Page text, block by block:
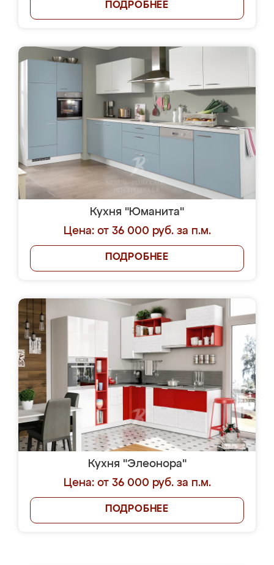
ПОДРОБНЕЕ
Кухня "Юманита"
Цена: от 36 000 руб. за п.м.
ПОДРОБНЕЕ
Кухня "Элеонора"
Цена: от 36 000 руб. за п.м.
ПОДРОБНЕЕ